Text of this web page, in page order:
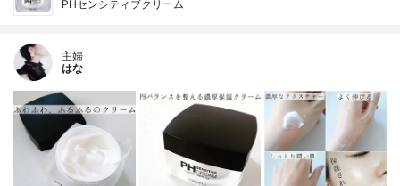
PHセンシティブクリーム
主婦
はな